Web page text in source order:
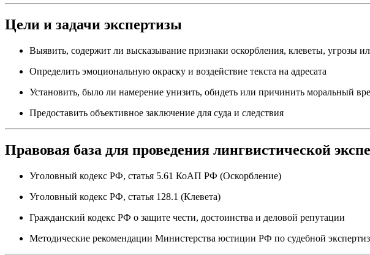
Цели и задачи экспертизы
Выявить, содержит ли высказывание признаки оскорбления, клеветы, угрозы
Определить эмоциональную окраску и воздействие текста на адресата
Установить, было ли намерение унизить, обидеть или причинить моральный
Предоставить объективное заключение для суда и следствия
Правовая база для проведения лингвистической
Уголовный кодекс РФ, статья 5.61 КоАП РФ (Оскорбление)
Уголовный кодекс РФ, статья 128.1 (Клевета)
Гражданский кодекс РФ о защите чести, достоинства и деловой репутации
Методические рекомендации Министерства юстиции РФ по судебной